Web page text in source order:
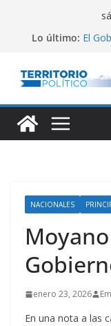
Lo último: El
Alta
NACIONALES
enero 23, 2026
En una nota a las